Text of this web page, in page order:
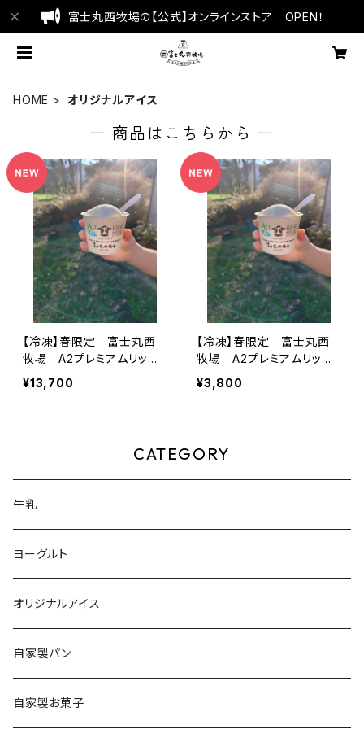
富士丸西牧場の【公式】オンラインストア OPEN！
HOME オリジナルアイス
ー 商品はこちらから ー
【冷凍】春限定 富士丸西
牧場 A2プレミアムリッチ
ミルク アイスクリーム（100
mlカップ）22個入り
¥13,700
【冷凍】春限定 富士丸西
牧場 A2プレミアムリッチ
ミルク アイスクリーム（100
mlカップ）6個入り
¥3,800
CATEGORY
牛乳
ヨーグルト
オリジナルアイス
自家製パン
自家製お菓子